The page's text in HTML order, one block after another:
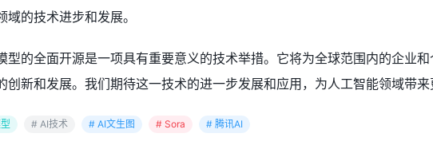
的技术进步和发展。
型的全面开源是一项具有重要意义的技术举措。它将为全球范围内的企业
创新和发展。我们期待这一技术的进一步发展和应用，为人工智能领域带来
# AI技术 # AI文生图 # Sora # 腾讯AI